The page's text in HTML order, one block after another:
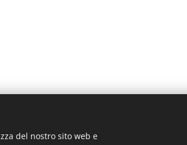
del nostro sito web e